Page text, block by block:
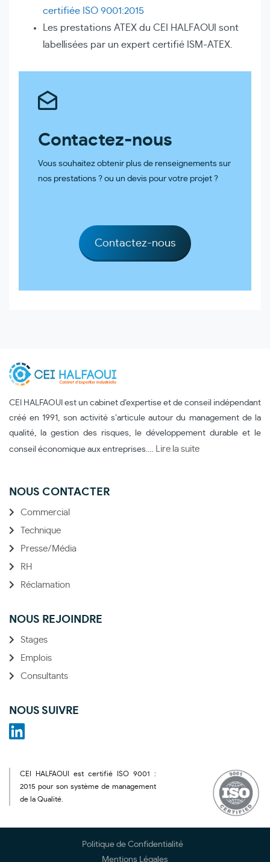
certifiée ISO 9001:2015
Les prestations ATEX du CEI HALFAOUI sont
labellisées par un expert certifié ISM-ATEX.
Contactez-nous
Vous souhaitez obtenir plus de renseignements sur
nos prestations ? ou un devis pour votre projet ?
Contactez-nous
CEI HALFAOUI est un cabinet d’expertise et de conseil indépendant
créé en 1991, son activité s’articule autour du management de la
qualité, la gestion des risques, le développement durable et le
conseil économique aux entreprises.…
Lire la suite
NOUS CONTACTER
Commercial
Technique
Presse/Média
RH
Réclamation
NOUS REJOINDRE
Stages
Emplois
Consultants
NOUS SUIVRE
CEI HALFAOUI est certifié ISO 9001 :
2015 pour son système de management
de la Qualité.
Politique de Confidentialité
Mentions Légales